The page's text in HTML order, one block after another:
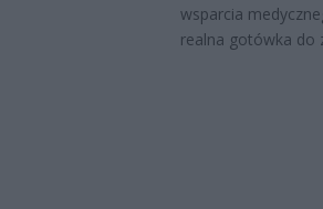
wsparcia
realna gotówka do